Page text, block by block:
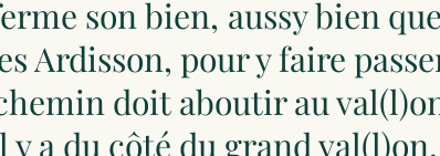
son bien, aussy bien
Ardisson, pour y faire
doit aboutir au
y a du côté du grand